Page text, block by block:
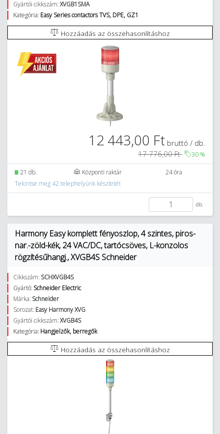
Gyártói cikkszám:XVGB1SMA
Kategória: Easy Series contactors TVS, DPE, GZ1
Hozzáadás az összehasonlításhoz
12 443,00 Ft bruttó / db.
17 776,00 Ft
30 %
21 db. Központi raktár
24 óra
Tekintse meg 42 telephelyünk készletét
db.
Harmony Easy komplett fényoszlop, 4 szintes, piros-
nar.-zöld-kék, 24 VAC/DC, tartócsöves, L-konzolos
rögzítésűhangj., XVGB4S Schneider
Cikkszám: SCHXVGB4S
Gyártó: Schneider Electric
Márka: Schneider
Sorozat: Easy Harmony XVG
Gyártói cikkszám:XVGB4S
Kategória: Hangjelzők, berregők
Hozzáadás az összehasonlításhoz